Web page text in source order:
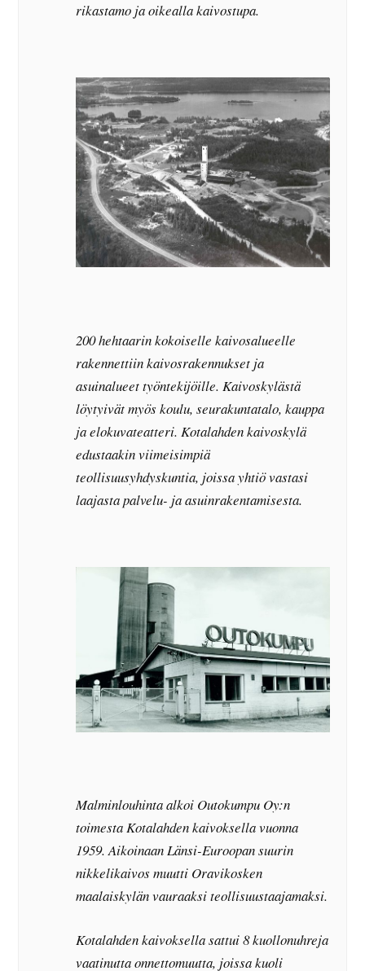
rikastamo ja oikealla kaivostupa.
200 hehtaarin kokoiselle kaivosalueelle
rakennettiin kaivosrakennukset ja
asuinalueet työntekijöille. Kaivoskylästä
löytyivät myös koulu, seurakuntatalo, kauppa
ja elokuvateatteri. Kotalahden kaivoskylä
edustaakin viimeisimpiä
teollisuusyhdyskuntia, joissa yhtiö vastasi
laajasta palvelu- ja asuinrakentamisesta.
Malminlouhinta alkoi Outokumpu Oy:n
toimesta Kotalahden kaivoksella vuonna
1959. Aikoinaan Länsi-Euroopan suurin
nikkelikaivos muutti Oravikosken
maalaiskylän vauraaksi teollisuustaajamaksi.
Kotalahden kaivoksella sattui 8 kuollonuhreja
vaatinutta onnettomuutta, joissa kuoli